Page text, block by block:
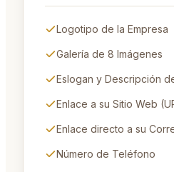
Logotipo de la Empresa
Galería de 8 Imágenes
Eslogan y Descripción
Enlace a su Sitio Web
Enlace directo a su
Número de Teléfono